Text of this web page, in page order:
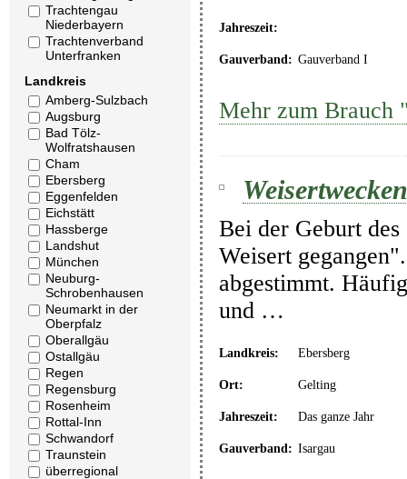
Trachtengau
Niederbayern
Trachtenverband
Unterfranken
Landkreis
Amberg-Sulzbach
Augsburg
Bad Tölz-
Wolfratshausen
Cham
Ebersberg
Eggenfelden
Eichstätt
Hassberge
Landshut
München
Neuburg-
Schrobenhausen
Neumarkt in der
Oberpfalz
Oberallgäu
Ostallgäu
Regen
Regensburg
Rosenheim
Rottal-Inn
Schwandorf
Traunstein
überregional
Jahreszeit:
Gauverband: Gauverband I
Mehr zum Brauch
Weisertwecken
Bei der Geburt
Weisert
abgestimmt.
und …
Landkreis: Ebersberg
Ort: Gelting
Jahreszeit: Das ganze Jahr
Gauverband: Isargau